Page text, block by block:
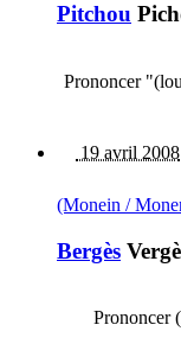
Pitchou
Prononcer
19 avril 2008
(Monein /
Bergès
Prononcer